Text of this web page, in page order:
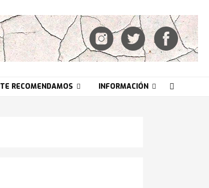
TE RECOMENDAMOS INFORMACIÓN